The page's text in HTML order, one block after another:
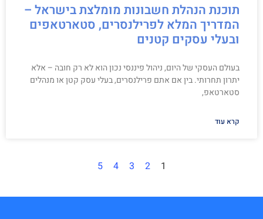
תוכנת הנהלת חשבונות מומלצת בישראל –
המדריך המלא לפרילנסרים, סטארטאפים
ובעלי עסקים קטנים
בעולם העסקי של היום, ניהול פיננסי נכון הוא לא רק חובה – אלא
יתרון תחרותי. בין אם אתם פרילנסרים, בעלי עסק קטן או מנהלים
סטארטאפ,
קרא עוד
1
2
3
4
5